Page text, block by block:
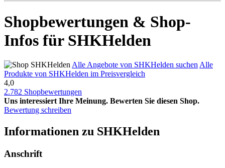
Shopbewertungen & Shop-
Infos für SHKHelden
Alle Angebote von SHKHelden suchen Alle
Produkte von SHKHelden im Preisvergleich
4,0
2.782 Shopbewertungen
Uns interessiert Ihre Meinung. Bewerten Sie diesen Shop.
Bewertung schreiben
Informationen zu SHKHelden
Anschrift